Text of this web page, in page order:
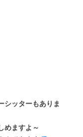
シッターもありま
めますよ～